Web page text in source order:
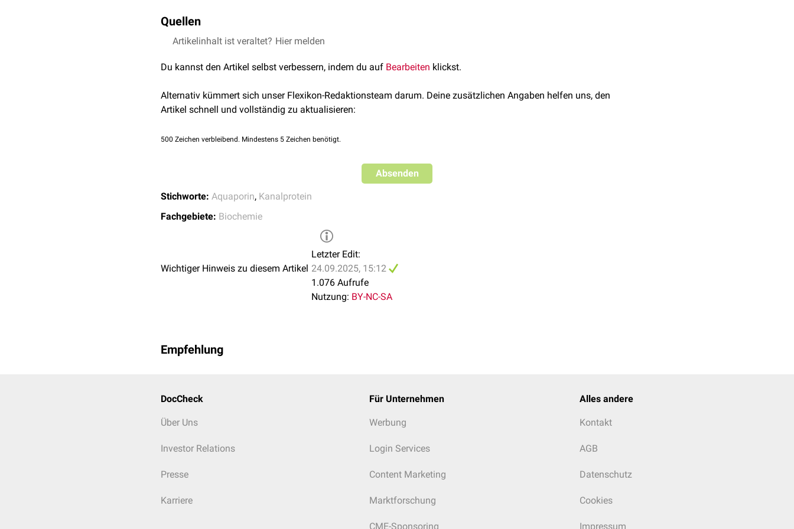
Quellen
NIH -AQP10 - Abgerufen am 21.07.2024
Artikelinhalt ist veraltet? Hier melden
Du kannst den Artikel selbst verbessern, indem du auf Bearbeiten klickst.
Alternativ kümmert sich unser Flexikon-Redaktionsteam darum. Deine zusätzlichen Angaben helfen uns, den
Artikel schnell und vollständig zu aktualisieren:
500 Zeichen verbleibend. Mindestens 5 Zeichen benötigt.
Absenden
Stichworte: Aquaporin, Kanalprotein
Fachgebiete: Biochemie
Wichtiger Hinweis zu diesem Artikel
Letzter Edit:
24.09.2025, 15:12
1.076 Aufrufe
Nutzung: BY-NC-SA
Empfehlung
DocCheck
Über Uns
Investor Relations
Presse
Karriere
Für Unternehmen
Werbung
Login Services
Content Marketing
Marktforschung
CME-Sponsoring
Alles andere
Kontakt
AGB
Datenschutz
Cookies
Impressum